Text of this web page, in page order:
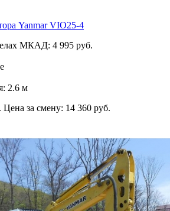
Yanmar VIO25-4
МКАД: 4 995 руб.
2.6 м
Цена за смену: 14 360 руб.